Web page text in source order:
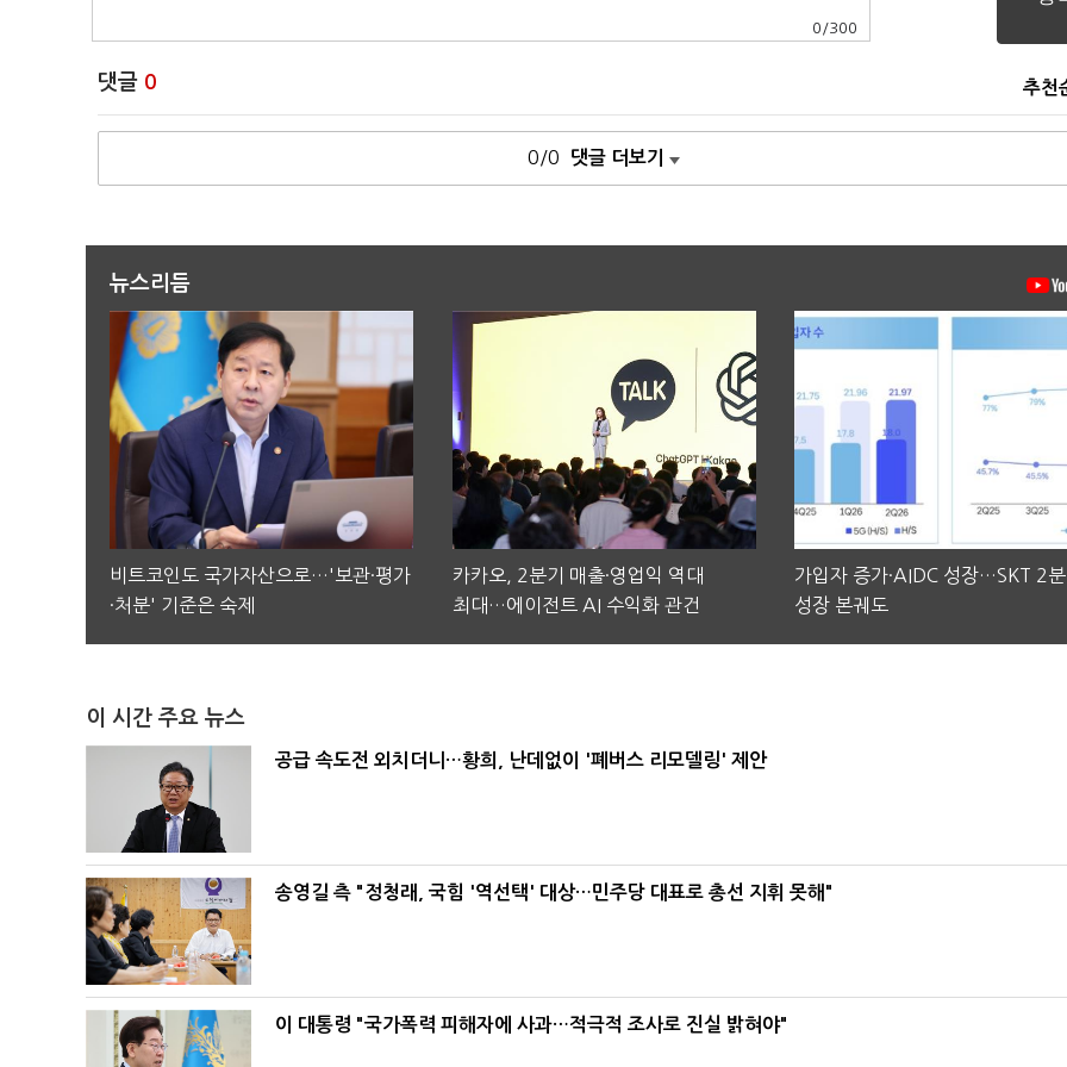
0 /300
댓글 0 추천
0/0 댓글 더보기
뉴스리듬
비트코인도 국가자산으로…'보관·평가
·처분' 기준은 숙제
카카오, 2분기 매출·영업익 역대
최대…에이전트 AI 수익화 관건
가입자 증가·AIDC 성장…SKT 2
성장 본궤도
이 시간 주요 뉴스
공급 속도전 외치더니…황희, 난데없이 '폐버스 리모델링' 제안
송영길 측 "정청래, 국힘 '역선택' 대상…민주당 대표로 총선 지휘 못해"
이 대통령 "국가폭력 피해자에 사과…적극적 조사로 진실 밝혀야"